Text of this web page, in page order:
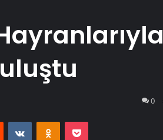
0
Reddit VKontakteOdnoklassniki
Pocket